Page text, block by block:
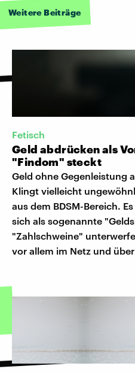
Weitere Beiträge
Fetisch
Geld abdrücken als
"Findom" steckt
Geld ohne Gegenleistung
Klingt vielleicht
aus dem BDSM-Bereich.
sich als sogenannte
"Zahlschweine"
vor allem im Netz und